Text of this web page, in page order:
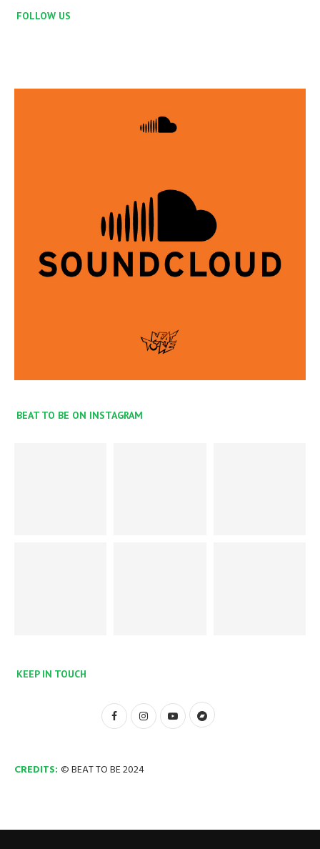
FOLLOW US
BEAT TO BE ON INSTAGRAM
KEEP IN TOUCH
CREDITS: © BEAT TO BE 2024